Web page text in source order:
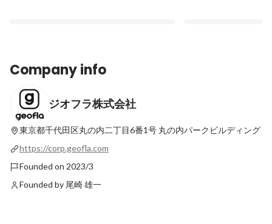
「地方の魅力を発信したい」社会人2年目
でジオフラに飛び込んだ理由
Latest Latest
Company info
ジオフラ株式会社
東京都千代田区丸の内二丁目6番1号 丸の内パークビルディング
https://corp.geofla.com
Founded on 2023/3
Founded by 尾崎 雄一